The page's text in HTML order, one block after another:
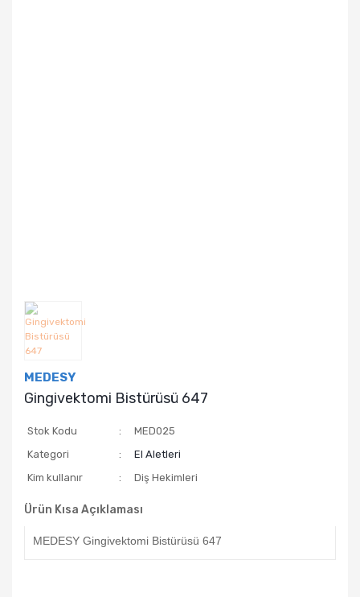
MEDESY
Gingivektomi Bistürüsü 647
Stok Kodu
MED025
Kategori
El Aletleri
Kim kullanır
Diş Hekimleri
Ürün Kısa Açıklaması
MEDESY Gingivektomi Bistürüsü 647